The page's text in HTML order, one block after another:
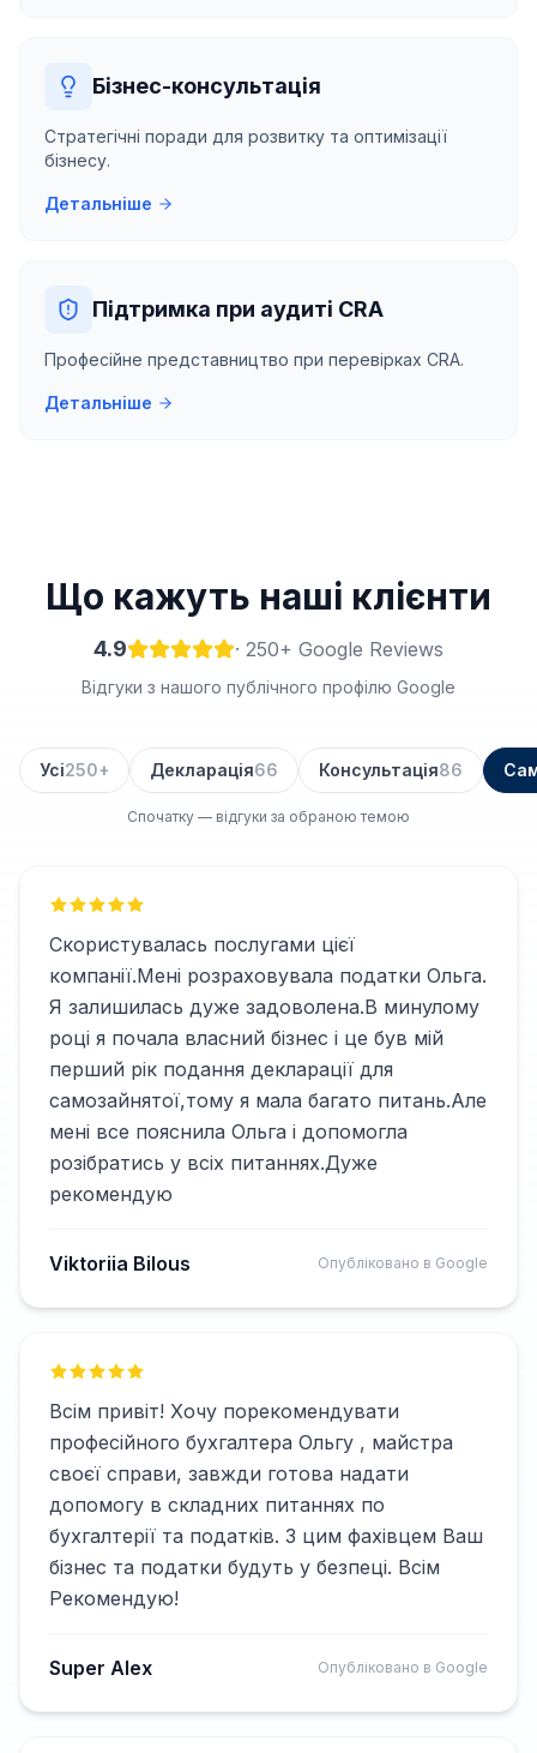
Бізнес-консультація
Стратегічні поради для розвитку та оптимізації
бізнесу.
Детальніше
Підтримка при аудиті CRA
Професійне представництво при перевірках CRA.
Детальніше
Що кажуть наші клієнти
4.9 · 250+ Google Reviews
Відгуки з нашого публічного профілю Google
Усі250+ Декларація66 Консультація86
Спочатку — відгуки за обраною темою
Скористувалась послугами цієї
компанії.Мені розраховувала податки Ольга.
Я залишилась дуже задоволена.В минулому
році я почала власний бізнес і це був мій
перший рік подання декларації для
самозайнятої,тому я мала багато питань.Але
мені все пояснила Ольга і допомогла
розібратись у всіх питаннях.Дуже
рекомендую
Viktoriia Bilous Опубліковано в Google
Всім привіт! Хочу порекомендувати
професійного бухгалтера Ольгу , майстра
своєї справи, завжди готова надати
допомогу в складних питаннях по
бухгалтерії та податків. З цим фахівцем Ваш
бізнес та податки будуть у безпеці. Всім
Рекомендую!
Super Alex Опубліковано в Google